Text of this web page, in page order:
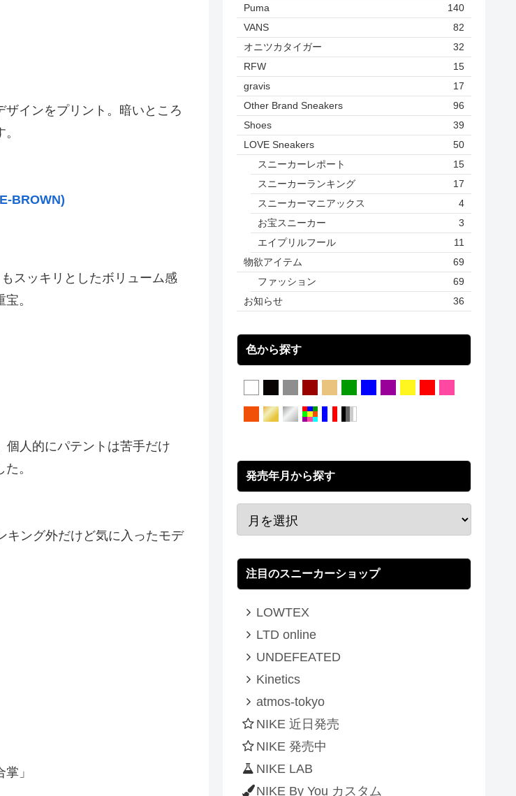
インをプリント。暗いところ
BROWN)
スッキリとしたボリューム感
。
個人的にパテントは苦手だけ
。
キング外だけど気に入ったモデ
」
Puma
140
VANS
82
オニツカタイガー
32
RFW
15
gravis
17
Other Brand Sneakers
96
Shoes
39
LOVE Sneakers
50
スニーカーレポート
15
スニーカーランキング
17
スニーカーマニアックス
4
お宝スニーカー
3
エイプリルフール
11
物欲アイテム
69
ファッション
69
お知らせ
36
色から探す
発売年月から探す
注目のスニーカーショップ
LOWTEX
LTD online
UNDEFEATED
Kinetics
atmos-tokyo
NIKE 近日発売
NIKE 発売中
NIKE LAB
NIKE By You カスタム